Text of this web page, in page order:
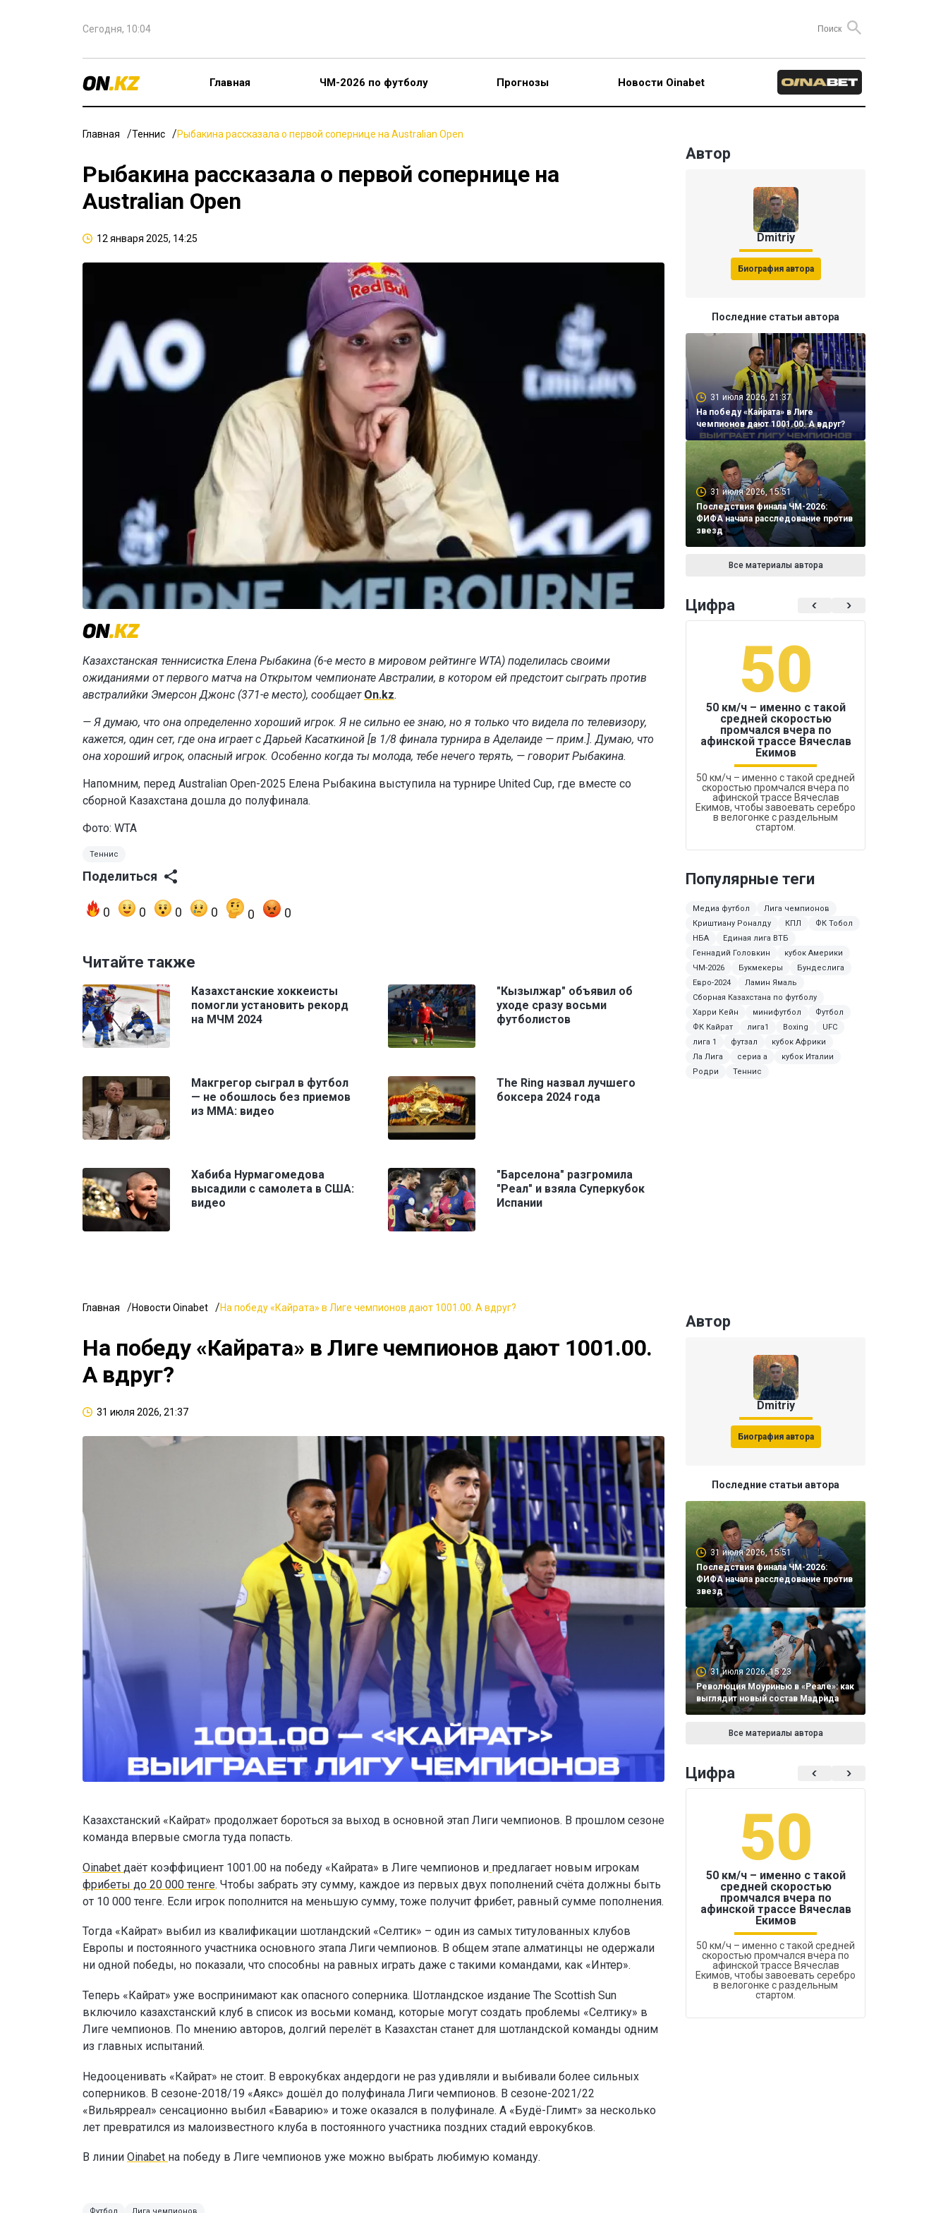
Сегодня, 10:04
Главная ЧМ-2026 по футболу Прогнозы Новости Oinabet
Главная Теннис Рыбакина рассказала о первой сопернице на Australian Open
Рыбакина рассказала о первой сопернице на
Australian Open
12 января 2025, 14:25
Казахстанская теннисистка Елена Рыбакина (6-е место в мировом рейтинге WTA) поделилась своими
ожиданиями от первого матча на Открытом чемпионате Австралии, в котором ей предстоит сыграть против
австралийки Эмерсон Джонс (371-е место), сообщает On.kz.
— Я думаю, что она определенно хороший игрок. Я не сильно ее знаю, но я только что видела по телевизору,
кажется, один сет, где она играет с Дарьей Касаткиной [в 1/8 финала турнира в Аделаиде — прим.]. Думаю, что
она хороший игрок, опасный игрок. Особенно когда ты молода, тебе нечего терять, — говорит Рыбакина.
Напомним, перед Australian Open-2025 Елена Рыбакина выступила на турнире United Cup, где вместе со
сборной Казахстана дошла до полуфинала.
Фото: WTA
Теннис
Поделиться
0 0 0 0 0 0
Читайте также
Казахстанские хоккеисты
помогли установить рекорд
на МЧМ 2024
"Кызылжар" объявил об
уходе сразу восьми
футболистов
Макгрегор сыграл в футбол
— не обошлось без приемов
из ММА: видео
The Ring назвал лучшего
боксера 2024 года
Хабиба Нурмагомедова
высадили с самолета в США:
видео
"Барселона" разгромила
"Реал" и взяла Суперкубок
Испании
Автор
Dmitriy
Биография автора
Последние статьи автора
31 июля 2026, 21:37
На победу «Кайрата» в Лиге
чемпионов дают 1001.00. А вдруг?
31 июля 2026, 15:51
Последствия финала ЧМ-2026:
ФИФА начала расследование против
звезд
Все материалы автора
Цифра
50
50 км/ч – именно с такой
средней скоростью
промчался вчера по
афинской трассе Вячеслав
Екимов
50 км/ч – именно с такой средней
скоростью промчался вчера по
афинской трассе Вячеслав
Екимов, чтобы завоевать серебро
в велогонке с раздельным
стартом.
Популярные теги
Медиа футбол
Лига чемпионов
Криштиану Роналду
КПЛ
ФК Тобол
НБА
Единая лига ВТБ
Геннадий Головкин
кубок Америки
ЧМ-2026
Букмекеры
Бундеслига
Евро-2024
Ламин Ямаль
Сборная Казахстана по футболу
Харри Кейн
минифутбол
Футбол
ФК Кайрат
лига1 Boxing
UFC
лига 1
футзал
кубок Африки
Ла Лига
сериа а
кубок Италии
Родри
Теннис
Главная Новости Oinabet На победу «Кайрата» в Лиге чемпионов дают 1001.00. А вдруг?
На победу «Кайрата» в Лиге чемпионов дают 1001.00.
А вдруг?
31 июля 2026, 21:37
Казахстанский «Кайрат» продолжает бороться за выход в основной этап Лиги чемпионов. В прошлом сезоне
команда впервые смогла туда попасть.
Oinabet даёт коэффициент 1001.00 на победу «Кайрата» в Лиге чемпионов и предлагает новым игрокам
фрибеты до 20 000 тенге. Чтобы забрать эту сумму, каждое из первых двух пополнений счёта должны быть
от 10 000 тенге. Если игрок пополнится на меньшую сумму, тоже получит фрибет, равный сумме пополнения.
Тогда «Кайрат» выбил из квалификации шотландский «Селтик» – один из самых титулованных клубов
Европы и постоянного участника основного этапа Лиги чемпионов. В общем этапе алматинцы не одержали
ни одной победы, но показали, что способны на равных играть даже с такими командами, как «Интер».
Теперь «Кайрат» уже воспринимают как опасного соперника. Шотландское издание The Scottish Sun
включило казахстанский клуб в список из восьми команд, которые могут создать проблемы «Селтику» в
Лиге чемпионов. По мнению авторов, долгий перелёт в Казахстан станет для шотландской команды одним
из главных испытаний.
Недооценивать «Кайрат» не стоит. В еврокубках андердоги не раз удивляли и выбивали более сильных
соперников. В сезоне-2018/19 «Аякс» дошёл до полуфинала Лиги чемпионов. В сезоне-2021/22
«Вильярреал» сенсационно выбил «Баварию» и тоже оказался в полуфинале. А «Будё-Глимт» за несколько
лет превратился из малоизвестного клуба в постоянного участника поздних стадий еврокубков.
В линии Oinabet на победу в Лиге чемпионов уже можно выбрать любимую команду.
Автор
Dmitriy
Биография автора
Последние статьи автора
31 июля 2026, 15:51
Последствия финала ЧМ-2026:
ФИФА начала расследование против
звезд
31 июля 2026, 15:23
Революция Моуринью в «Реале»: как
выглядит новый состав Мадрида
Все материалы автора
Цифра
50
50 км/ч – именно с такой
средней скоростью
промчался вчера по
афинской трассе Вячеслав
Екимов
50 км/ч – именно с такой средней
скоростью промчался вчера по
афинской трассе Вячеслав
Екимов, чтобы завоевать серебро
в велогонке с раздельным
стартом.